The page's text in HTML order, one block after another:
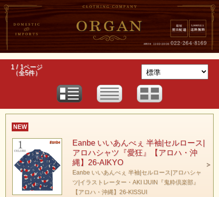
1 / 1ページ
（全5件）
NEW
Eanbe いいあんべぇ 半袖|セルロース|
アロハシャツ『愛狂』【アロハ・沖
縄】26-AIKYO
Eanbe いいあんべぇ 半袖|セルロース|アロハシャ
ツ|イラストレーター・AKI IJUIN『鬼粋倶楽部』
【アロハ・沖縄】26-KISSUI